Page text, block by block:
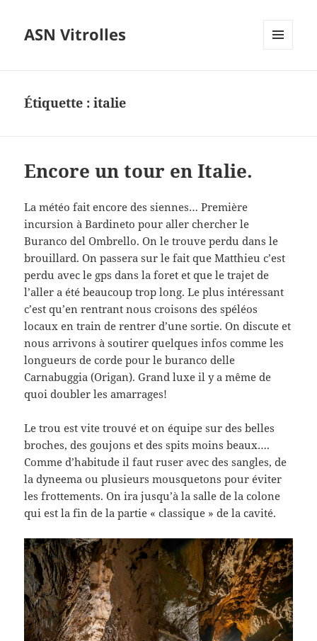
ASN Vitrolles
Étiquette :italie
Encore un tour en Italie.
La météo fait encore des siennes… Première
incursion à Bardineto pour aller chercher le
Buranco del Ombrello. On le trouve perdu dans le
brouillard. On passera sur le fait que Matthieu c’est
perdu avec le gps dans la foret et que le trajet de
l’aller a été beaucoup trop long. Le plus intéressant
c’est qu’en rentrant nous croisons des spéléos
locaux en train de rentrer d’une sortie. On discute et
nous arrivons à soutirer quelques infos comme les
longueurs de corde pour le buranco delle
Carnabuggia (Origan). Grand luxe il y a même de
quoi doubler les amarrages!
Le trou est vite trouvé et on équipe sur des belles
broches, des goujons et des spits moins beaux….
Comme d’habitude il faut ruser avec des sangles, de
la dyneema ou plusieurs mousquetons pour éviter
les frottements. On ira jusqu’à la salle de la colone
qui est la fin de la partie « classique » de la cavité.